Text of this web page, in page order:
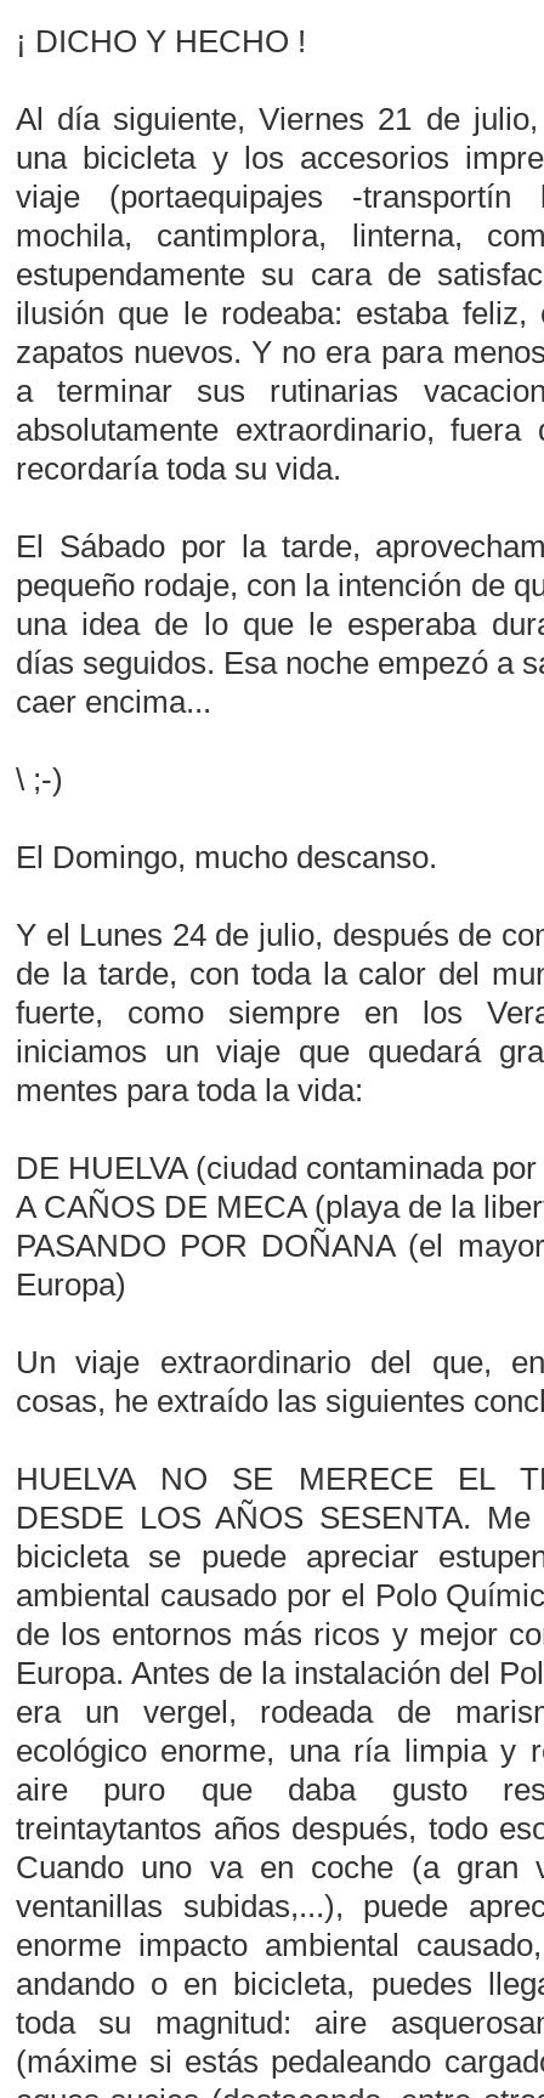
¡ DICHO Y HECHO !
Al día siguiente, Viernes 21 de
una bicicleta y los accesorios
viaje (portaequipajes -
mochila, cantimplora, linterna,
estupendamente su cara de
ilusión que le rodeaba: estaba
zapatos nuevos. Y no era para
a terminar sus rutinarias
absolutamente extraordinario,
recordaría toda su vida.
El Sábado por la tarde,
pequeño rodaje, con la intención de
una idea de lo que le esperaba
días seguidos. Esa noche empezó a
caer encima...
\ ;-)
El Domingo, mucho descanso.
Y el Lunes 24 de julio, después de
de la tarde, con toda la calor del
fuerte, como siempre en los
iniciamos un viaje que quedará
mentes para toda la vida:
DE HUELVA (ciudad contaminada
A CAÑOS DE MECA (playa de la
PASANDO POR DOÑANA (el
Europa)
Un viaje extraordinario del que,
cosas, he extraído las siguientes
HUELVA NO SE MERECE EL
DESDE LOS AÑOS SESENTA.
bicicleta se puede apreciar
ambiental causado por el Polo
de los entornos más ricos y mejor
Europa. Antes de la instalación del
era un vergel, rodeada de
ecológico enorme, una ría limpia y
aire puro que daba gusto
treintaytantos años después, todo
Cuando uno va en coche (a gran
ventanillas subidas,...), puede
enorme impacto ambiental
andando o en bicicleta, puedes
toda su magnitud: aire
(máxime si estás pedaleando